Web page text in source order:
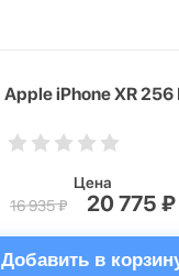
Apple iPhone XR 256
Цена
16 935 ₽
20 775 ₽
Добавить в